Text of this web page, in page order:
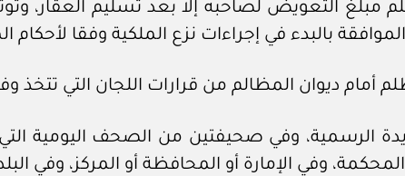
مبلغ التعويض لصاحبه إلا بعد تسليم
بالبدء في إجراءات نزع الملكية وفقا لأحكام
من قرارات اللجان التي تتخذ وفقا للنظام، خلال (٦٠) ستين يوما
الرسمية، وفي صحيفتين من الصحف اليومية
وفي الإمارة أو المحافظة أو المركز، وفي